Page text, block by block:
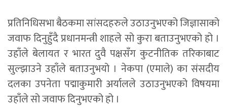
प्रतिनिधिसभा बैठकमा सांसदहरुले उठाउनुभएको जिज्ञासाको
जवाफ दिनुहुँदै प्रधानमन्त्री शाहले सो कुरा बताउनुभएको हो ।
उहाँले बेलायत र भारत दुवै पक्षसँग कुटनीतिक तरिकाबाट
सुल्झाउने उहाँले बताउनुभयो । नेकपा (एमाले) का संसदीय
दलका उपनेता पद्माकुमारी अर्यालले उठाउनुभएको विषयमा
उहाँले सो जवाफ दिनुभएको हो ।